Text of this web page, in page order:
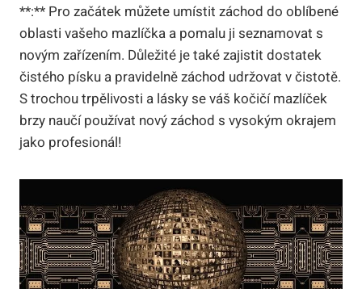
**:** Pro začátek můžete umístit záchod do oblíbené
oblasti vašeho mazlíčka a pomalu ji seznamovat s
novým zařízením. Důležité je také zajistit dostatek
čistého písku a pravidelně záchod udržovat v čistotě.
S trochou trpělivosti a lásky se váš kočičí mazlíček
brzy naučí používat nový záchod s vysokým okrajem
jako profesionál!